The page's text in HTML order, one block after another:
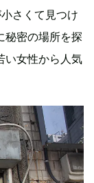
さくて見つけ
秘密の場所を探
い女性から人気